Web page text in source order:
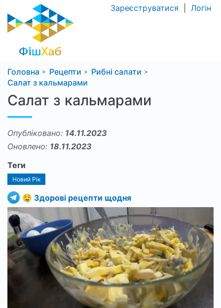
Зареєструватися Логін
Головна Рецепти
Рибні салати
Салат з кальмарами
Салат з кальмарами
Опубліковано: 14.11.2023
Оновлено: 18.11.2023
Теги
Новий Рік
🤤 Здорові рецепти щодня